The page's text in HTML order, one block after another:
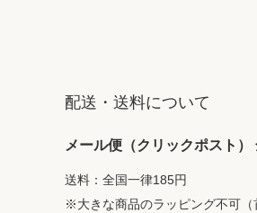
配送・送料について
メール便（クリックポスト）
送料：全国一律185円
※大きな商品のラッピング不可（